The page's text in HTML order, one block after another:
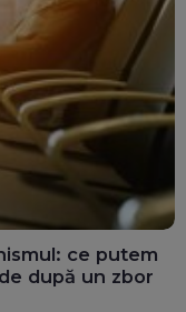
ce putem
după un zbor